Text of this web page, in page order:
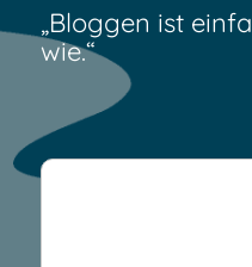
„Bloggen ist
wie.“